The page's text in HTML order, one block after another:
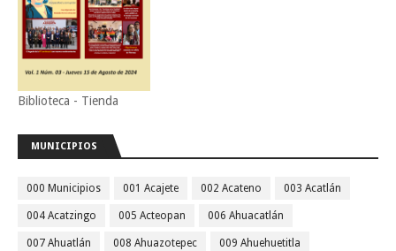
Biblioteca - Tienda
MUNICIPIOS
000 Municipios 001 Acajete 002 Acateno 003 Acatlán
004 Acatzingo 005 Acteopan 006 Ahuacatlán
007 Ahuatlán 008 Ahuazotepec 009 Ahuehuetitla